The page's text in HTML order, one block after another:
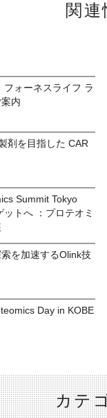
関連
ォーネスライフ ラ
内
剤を目指した CAR
Summit Tokyo
トへ ：プロテオミ
を加速するOlink技
Day in KOBE
カテ